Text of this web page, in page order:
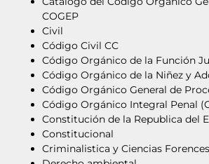
COGEP
Civil
Código Civil CC
Código Orgánico de la Función
Código Orgánico de la Niñez y
Código Orgánico General de
Código Orgánico Integral Penal
Constitución de la Republica del
Constitucional
Criminalistica y Ciencias Forences